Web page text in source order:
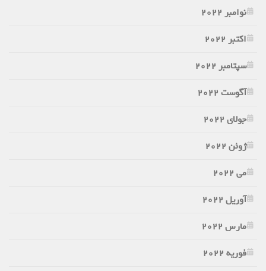
نوامبر 2022
اکتبر 2022
سپتامبر 2022
آگوست 2022
جولای 2022
ژوئن 2022
می 2022
آوریل 2022
مارس 2022
فوریه 2022